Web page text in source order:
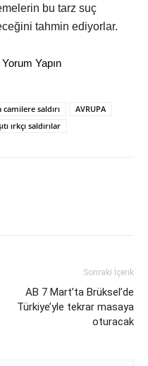
bu tarz suç
tahmin ediyorlar.
Yapın
saldırı
AVRUPA
ırkçı saldırılar
Sonraki İçerik
AB 7 Mart’ta Brüksel’de
Türkiye’yle tekrar masaya
oturacak